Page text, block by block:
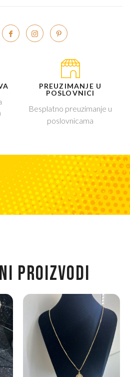
PREUZIMANJE U
POSLOVNICI
Besplatno preuzimanje u
poslovnicama
PROIZVODI